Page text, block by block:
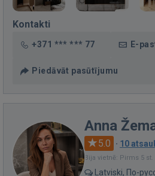
Kontakti
+371 *** *** 77 E-
Piedāvāt pasūtījumu
Anna
5.0 · 10
Bija vietnē: Pirms 5 st.
Latviski, По-